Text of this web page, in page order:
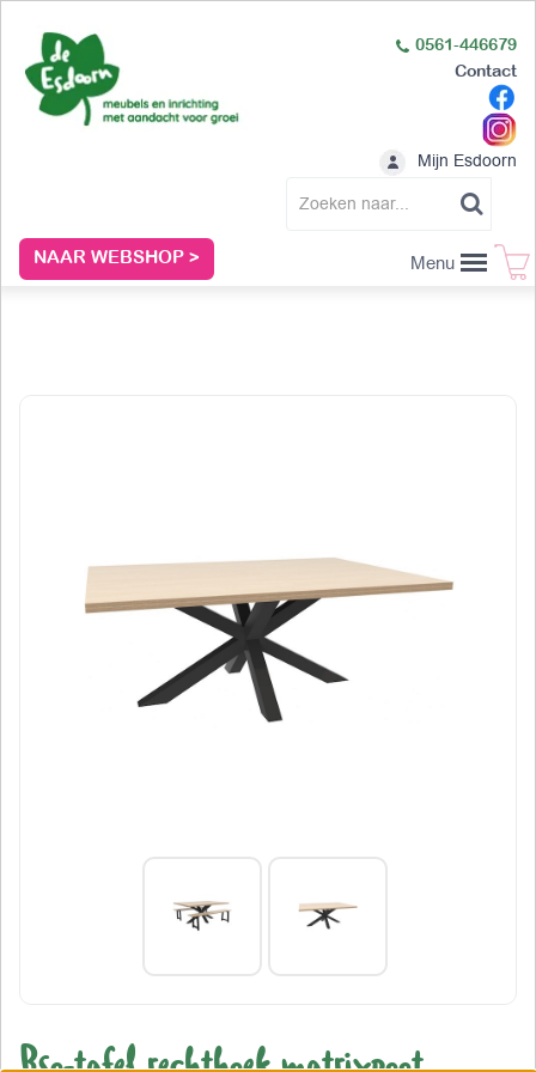
NAAR WEBSHOP >
0561-446679
Contact
Mijn Esdoorn
Menu
Bso-tafel rechthoek matrixpoot